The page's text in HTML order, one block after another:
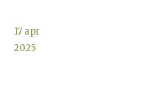
17 apr
2025